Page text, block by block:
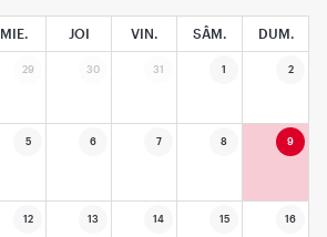
MIE. JOI VIN. SÂM. DUM.
29 30 31 1 2
5 6 7 8 9
12 13 14 15 16